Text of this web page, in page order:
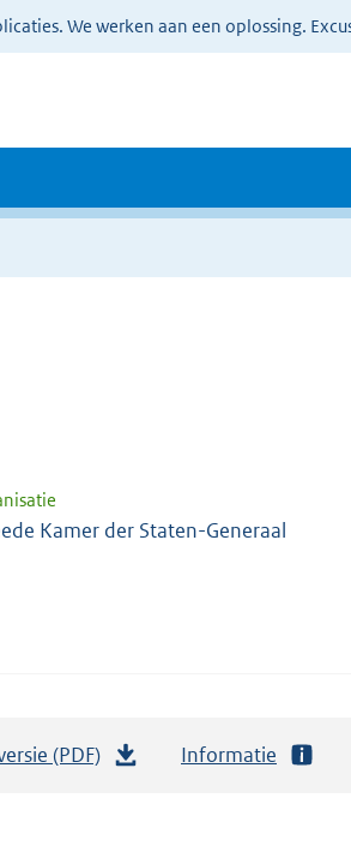
We werken aan een oplossing.
Kamer der Staten-Generaal
(PDF) Informatie